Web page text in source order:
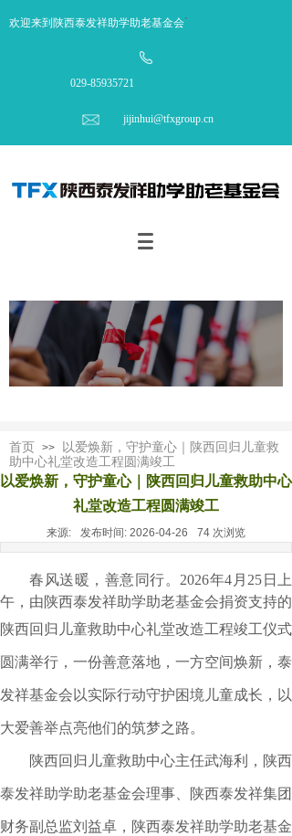
欢迎来到陕西泰发祥助学助老基金会`
029-85935721
jijinhui@tfxgroup.cn
首页 >>
以爱焕新，守护童心｜陕西回归儿童救
助中心礼堂改造工程圆满竣工
以爱焕新，守护童心｜陕西回归儿童救助中心
礼堂改造工程圆满竣工
来源: 发布时间: 2026-04-26 74 次浏览
春风送暖，善意同行。2026年4月25日上
午，由陕西泰发祥助学助老基金会捐资支持的
陕西回归儿童救助中心礼堂改造工程竣工仪式
圆满举行，一份善意落地，一方空间焕新，泰
发祥基金会以实际行动守护困境儿童成长，以
大爱善举点亮他们的筑梦之路。
陕西回归儿童救助中心主任武海利，陕西
泰发祥助学助老基金会理事、陕西泰发祥集团
财务副总监刘益卓，陕西泰发祥助学助老基金